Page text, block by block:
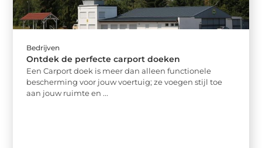
Bedrijven
Ontdek de perfecte carport doeken
Een Carport doek is meer dan alleen functionele
bescherming voor jouw voertuig; ze voegen stijl toe
aan jouw ruimte en ...